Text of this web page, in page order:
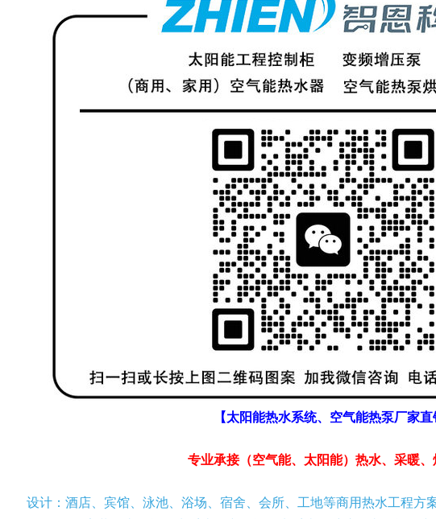
【太阳能热水系统、空气能热泵厂家直
专业承接（空气能、太阳能）热水、采暖、
设计：酒店、宾馆、泳池、浴场、宿舍、会所、工地等商用热水工程方